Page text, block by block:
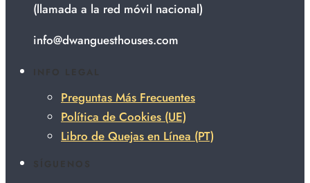
(llamada a la red móvil nacional)
info@dwanguesthouses.com
Preguntas Más Frecuentes
Política de Cookies (UE)
Libro de Quejas en Línea (PT)